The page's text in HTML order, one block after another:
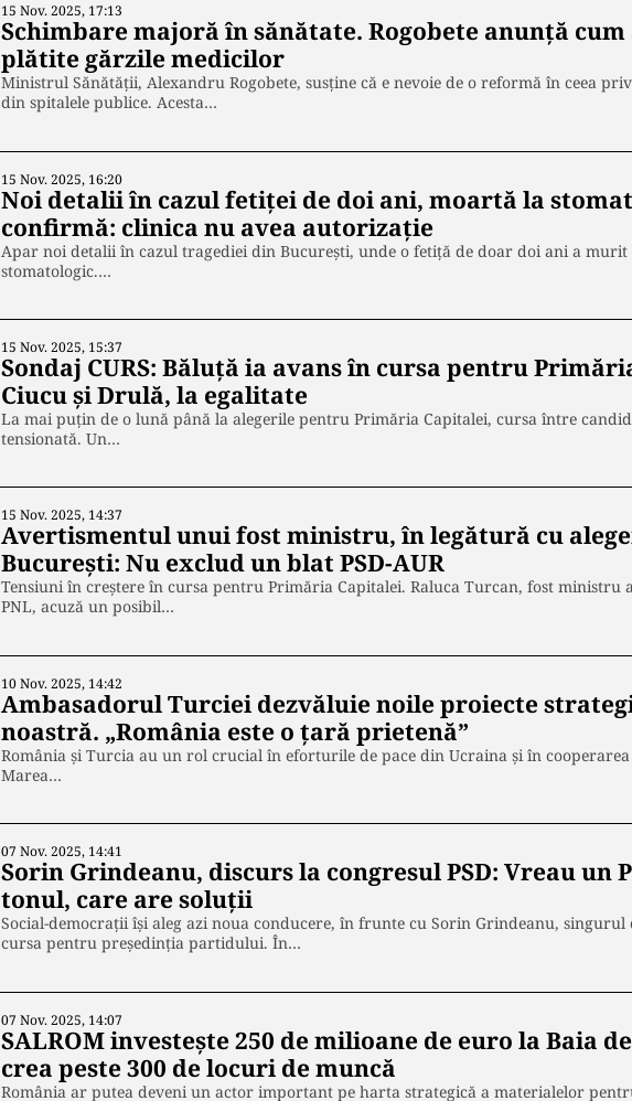
15 Nov. 2025, 17:13
Schimbare majoră în sănătate. Rogobete anunță
plătite gărzile medicilor
Ministrul Sănătății, Alexandru Rogobete, susține că e nevoie de o reformă în ceea
din spitalele publice. Acesta…
15 Nov. 2025, 16:20
Noi detalii în cazul fetiței de doi ani, moartă la
confirmă: clinica nu avea autorizație
Apar noi detalii în cazul tragediei din București, unde o fetiță de doar doi ani a
stomatologic.…
15 Nov. 2025, 15:37
Sondaj CURS: Băluță ia avans în cursa pentru
Ciucu și Drulă, la egalitate
La mai puțin de o lună până la alegerile pentru Primăria Capitalei, cursa între
tensionată. Un…
15 Nov. 2025, 14:37
Avertismentul unui fost ministru, în legătură cu
București: Nu exclud un blat PSD-AUR
Tensiuni în creștere în cursa pentru Primăria Capitalei. Raluca Turcan, fost ministru
PNL, acuză un posibil…
10 Nov. 2025, 14:42
Ambasadorul Turciei dezvăluie noile proiecte
noastră. „România este o țară prietenă”
România și Turcia au un rol crucial în eforturile de pace din Ucraina și în
Marea…
07 Nov. 2025, 14:41
Sorin Grindeanu, discurs la congresul PSD: Vreau un
tonul, care are soluții
Social-democrații își aleg azi noua conducere, în frunte cu Sorin Grindeanu,
cursa pentru președinția partidului. În…
07 Nov. 2025, 14:07
SALROM investește 250 de milioane de euro la Baia
crea peste 300 de locuri de muncă
România ar putea deveni un actor important pe harta strategică a materialelor